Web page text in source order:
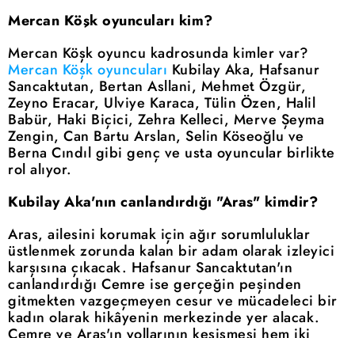
Mercan Köşk oyuncuları kim?
Mercan Köşk oyuncu kadrosunda kimler var?
Mercan Köşk oyuncuları Kubilay Aka, Hafsanur
Sancaktutan, Bertan Asllani, Mehmet Özgür,
Zeyno Eracar, Ulviye Karaca, Tülin Özen, Halil
Babür, Haki Biçici, Zehra Kelleci, Merve Şeyma
Zengin, Can Bartu Arslan, Selin Köseoğlu ve
Berna Cındıl gibi genç ve usta oyuncular birlikte
rol alıyor.
Kubilay Aka'nın canlandırdığı "Aras" kimdir?
Aras, ailesini korumak için ağır sorumluluklar
üstlenmek zorunda kalan bir adam olarak izleyici
karşısına çıkacak. Hafsanur Sancaktutan'ın
canlandırdığı Cemre ise gerçeğin peşinden
gitmekten vazgeçmeyen cesur ve mücadeleci bir
kadın olarak hikâyenin merkezinde yer alacak.